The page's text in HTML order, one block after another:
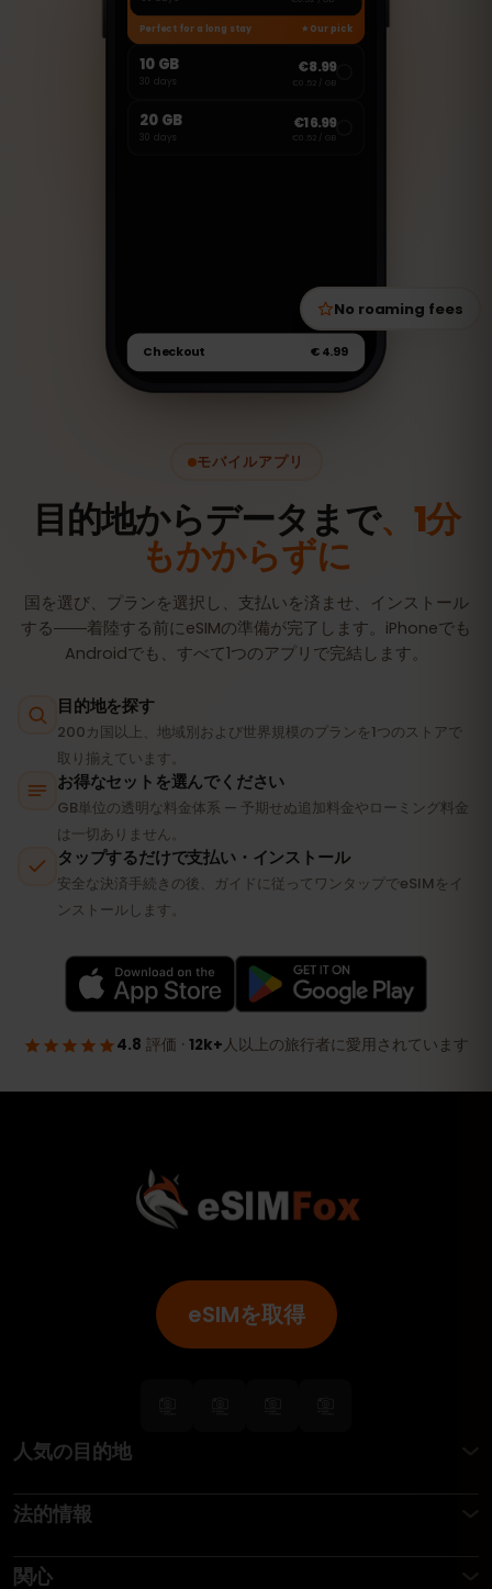
eSIMを取得
人気の目的地
法的情報
関心